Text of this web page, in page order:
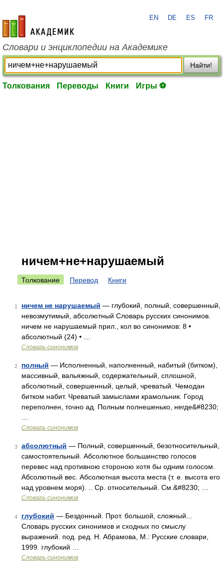
academic.ru
EN DE ES FR
Словари и энциклопедии на Академике
Найти!
Толкования Переводы Книги Игры ⚽
ничем+не+нарушаемый
Толкование Перевод Книги
1 ничем не нарушаемый — глубокий, полный, совершенный,
невозмутимый, абсолютный Словарь русских синонимов.
ничем не нарушаемый прил., кол во синонимов: 8 •
абсолютный (24) • …
Словарь синонимов
2 полный — Исполненный, наполненный, набитый (битком),
массивный, вальяжный, содержательный, сплошной,
абсолютный, совершенный, целый, чреватый. Чемодан
битком набит. Чреватый замыслами крамольник. Город
переполнен, точно ад. Полным полнешенько, негде&#8230;
Словарь синонимов
3 абсолютный — Полный, совершенный, безотносительный,
самостоятельный. Абсолютное большинство голосов
перевес над противною стороною хотя бы одним голосом.
Абсолютный вес. Абсолютная высота места (т. е. высота его
над уровнем моря). .. Ср. относительный. См.&#8230; …
Словарь синонимов
4 глубокий — Бездонный. Прот. большой, сложный...
Словарь русских синонимов и сходных по смыслу
выражений. под. ред. Н. Абрамова, М.: Русские словари,
1999. глубокий …
Словарь синонимов